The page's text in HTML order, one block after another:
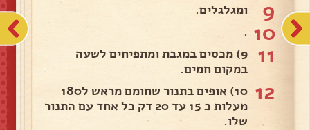
9 ומגלגלים.
10
.
11
9) מכסים במגבת ומתפיחים לשעה
במקום חמים.
12
10) אופים בתנור שחומם מראש ל180
מעלות כ 15 עד 20 דק כל אחד עם התנור
שלו.